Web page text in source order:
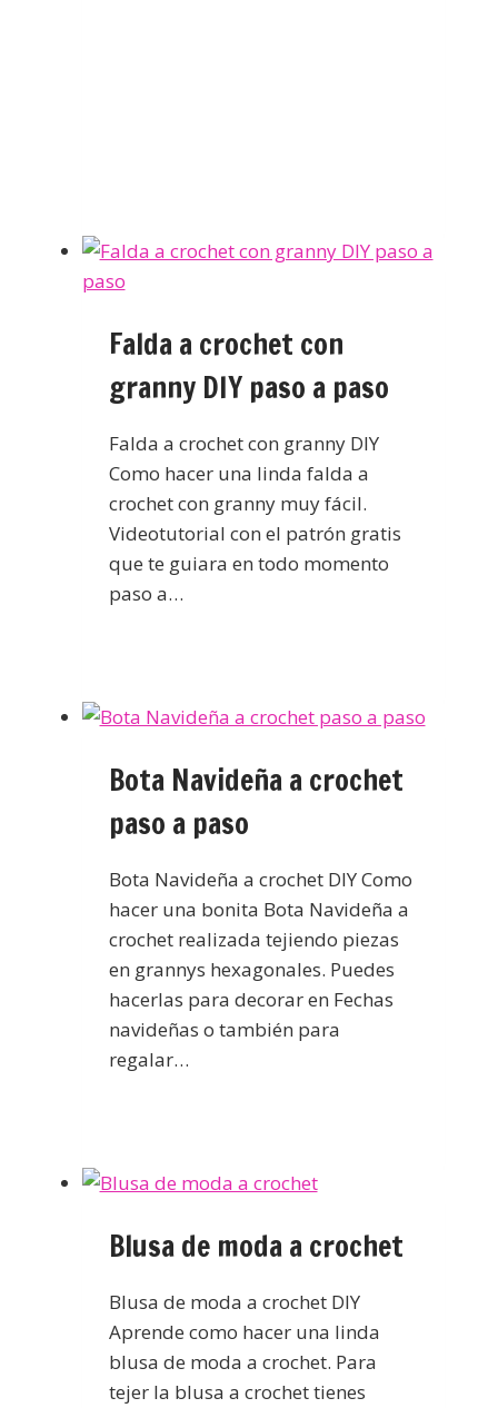
Falda a crochet con
granny DIY paso a paso
Falda a crochet con granny DIY
Como hacer una linda falda a
crochet con granny muy fácil.
Videotutorial con el patrón gratis
que te guiara en todo momento
paso a…
Bota Navideña a crochet
paso a paso
Bota Navideña a crochet DIY Como
hacer una bonita Bota Navideña a
crochet realizada tejiendo piezas
en grannys hexagonales. Puedes
hacerlas para decorar en Fechas
navideñas o también para
regalar…
Blusa de moda a crochet
Blusa de moda a crochet DIY
Aprende como hacer una linda
blusa de moda a crochet. Para
tejer la blusa a crochet tienes